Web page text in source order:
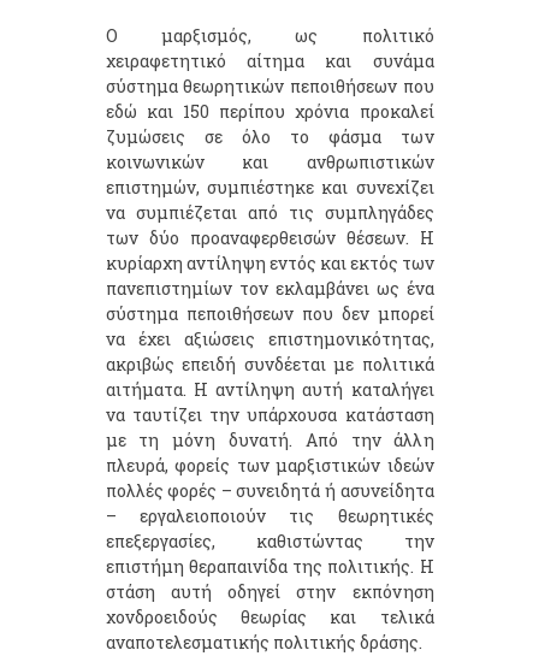
Ο μαρξισμός, ως πολιτικό
χειραφετητικό αίτημα και συνάμα
σύστημα θεωρητικών πεποιθήσεων που
εδώ και 150 περίπου χρόνια προκαλεί
ζυμώσεις σε όλο το φάσμα των
κοινωνικών και ανθρωπιστικών
επιστημών, συμπιέστηκε και συνεχίζει
να συμπιέζεται από τις συμπληγάδες
των δύο προαναφερθεισών θέσεων. Η
κυρίαρχη αντίληψη εντός και εκτός των
πανεπιστημίων τον εκλαμβάνει ως ένα
σύστημα πεποιθήσεων που δεν μπορεί
να έχει αξιώσεις επιστημονικότητας,
ακριβώς επειδή συνδέεται με πολιτικά
αιτήματα. Η αντίληψη αυτή καταλήγει
να ταυτίζει την υπάρχουσα κατάσταση
με τη μόνη δυνατή. Από την άλλη
πλευρά, φορείς των μαρξιστικών ιδεών
πολλές φορές – συνειδητά ή ασυνείδητα
– εργαλειοποιούν τις θεωρητικές
επεξεργασίες, καθιστώντας την
επιστήμη θεραπαινίδα της πολιτικής. Η
στάση αυτή οδηγεί στην εκπόνηση
χονδροειδούς θεωρίας και τελικά
αναποτελεσματικής πολιτικής δράσης.